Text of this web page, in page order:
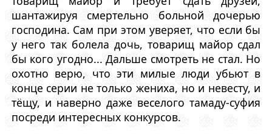
шантажируя смертельно больной дочерью
господина. Сам при этом уверяет, что если бы
у него так болела дочь, товарищ майор сдал
бы кого угодно... Дальше смотреть не стал. Но
охотно верю, что эти милые люди убьют в
конце серии не только жениха, но и невесту, и
тёщу, и наверно даже веселого тамаду-суфия
посреди интересных конкурсов.